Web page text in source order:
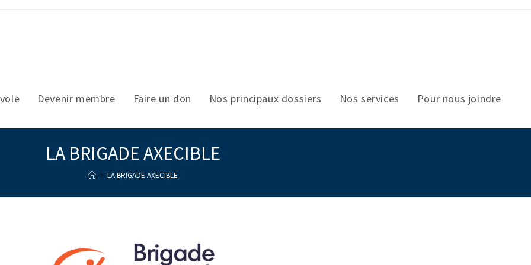
Devenir membre Faire un don Nos principaux dossiers Nos services Pour nous joindre
LA BRIGADE AXECIBLE
> LA BRIGADE AXECIBLE